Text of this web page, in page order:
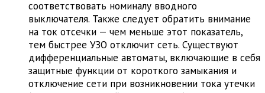
соответствовать номиналу вводного
выключателя. Также следует обратить внимание
на ток отсечки — чем меньше этот показатель,
тем быстрее УЗО отключит сеть. Существуют
дифференциальные автоматы, включающие в себя
защитные функции от короткого замыкания и
отключение сети при возникновении тока утечки